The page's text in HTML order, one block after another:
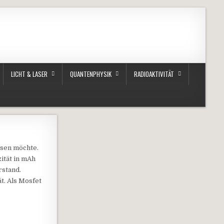
LICHT & LASER QUANTENPHYSIK RADIOAKTIVITÄT
möchte.
in mAh
Als Mosfet